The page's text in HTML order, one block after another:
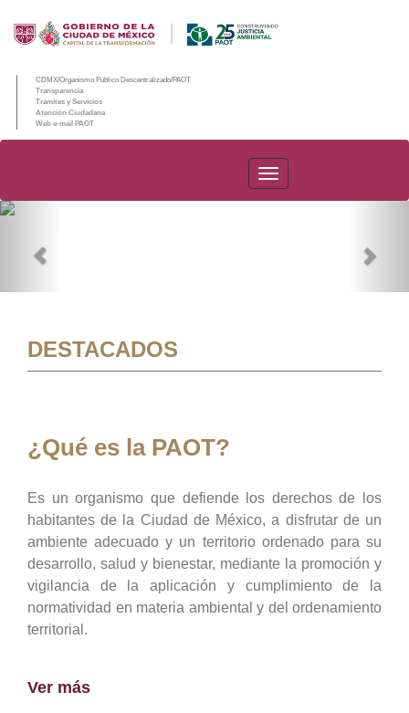
CDMX/Organismo Público Descentralizado/PAOT
Transparencia
Trámites y Servicios
Atención Ciudadana
Web e-mail PAOT
PAOT
DESTACADOS
¿Qué es la PAOT?
Es un organismo que defiende los derechos de los
habitantes de la Ciudad de México, a disfrutar de un
ambiente adecuado y un territorio ordenado para su
desarrollo, salud y bienestar, mediante la promoción y
vigilancia de la aplicación y cumplimiento de la
normatividad en materia ambiental y del ordenamiento
territorial.
Ver más